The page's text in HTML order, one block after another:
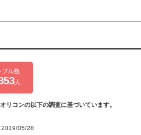
プル数
人
リコンの以下の調査に基づいています。
05/28